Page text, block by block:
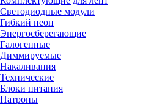
Светодиодные модули
Гибкий неон
Энергосберегающие
Галогенные
Диммируемые
Накаливания
Технические
Блоки питания
Патроны